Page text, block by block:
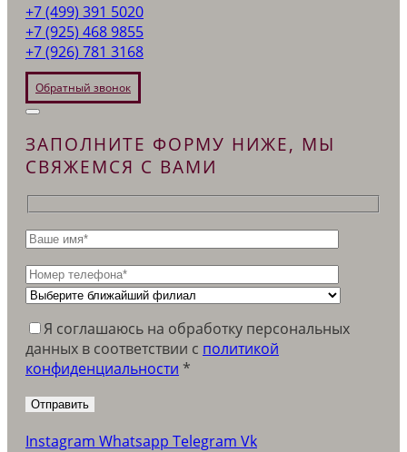
+7 (499) 391 5020
+7 (925) 468 9855
+7 (926) 781 3168
Обратный звонок
ЗАПОЛНИТЕ ФОРМУ НИЖЕ, МЫ
СВЯЖЕМСЯ С ВАМИ
Я соглашаюсь на обработку персональных
данных в соответствии c политикой
конфиденциальности *
Instagram Whatsapp Telegram Vk